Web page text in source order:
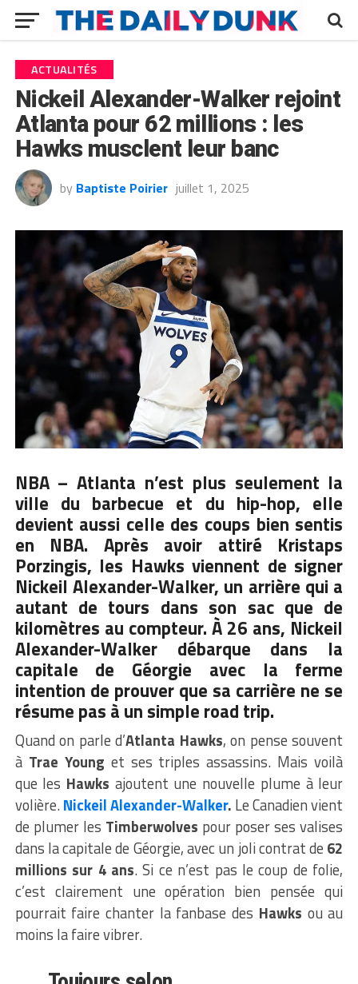
ACTUALITÉS
Nickeil Alexander-Walker rejoint
Atlanta pour 62 millions : les
Hawks musclent leur banc
by Baptiste Poirier juillet 1, 2025
NBA – Atlanta n’est plus seulement la
ville du barbecue et du hip-hop, elle
devient aussi celle des coups bien sentis
en NBA. Après avoir attiré Kristaps
Porzingis, les Hawks viennent de signer
Nickeil Alexander-Walker, un arrière qui a
autant de tours dans son sac que de
kilomètres au compteur. À 26 ans, Nickeil
Alexander-Walker débarque dans la
capitale de Géorgie avec la ferme
intention de prouver que sa carrière ne se
résume pas à un simple road trip.
Quand on parle d’Atlanta Hawks, on pense souvent
à Trae Young et ses triples assassins. Mais voilà
que les Hawks ajoutent une nouvelle plume à leur
volière.Nickeil Alexander-Walker. Le Canadien vient
de plumer les Timberwolves pour poser ses valises
dans la capitale de Géorgie, avec un joli contrat de 62
millions sur 4 ans. Si ce n’est pas le coup de folie,
c’est clairement une opération bien pensée qui
pourrait faire chanter la fanbase des Hawks ou au
moins la faire vibrer.